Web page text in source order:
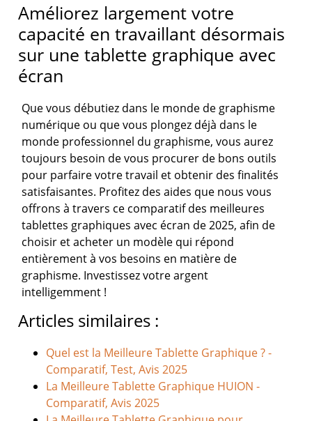
Améliorez largement votre
capacité en travaillant désormais
sur une tablette graphique avec
écran
Que vous débutiez dans le monde de graphisme
numérique ou que vous plongez déjà dans le
monde professionnel du graphisme, vous aurez
toujours besoin de vous procurer de bons outils
pour parfaire votre travail et obtenir des finalités
satisfaisantes. Profitez des aides que nous vous
offrons à travers ce comparatif des meilleures
tablettes graphiques avec écran de 2025, afin de
choisir et acheter un modèle qui répond
entièrement à vos besoins en matière de
graphisme. Investissez votre argent
intelligemment !
Articles similaires :
Quel est la Meilleure Tablette Graphique ? -
Comparatif, Test, Avis 2025
La Meilleure Tablette Graphique HUION -
Comparatif, Avis 2025